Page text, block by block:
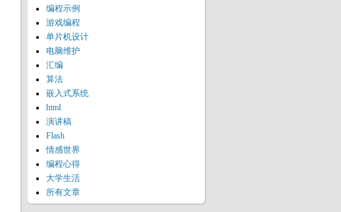
编程示例
游戏编程
单片机设计
电脑维护
汇编
算法
嵌入式系统
html
演讲稿
Flash
情感世界
编程心得
大学生活
所有文章